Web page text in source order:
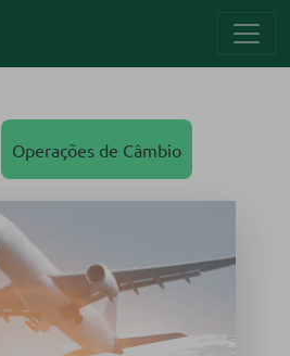
Operações de Câmbio